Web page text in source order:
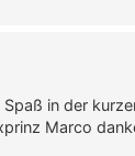
in der
Marco